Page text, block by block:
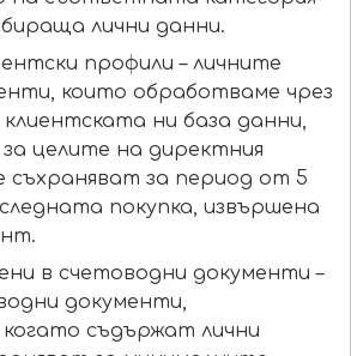
лични данни.
профили – личните
които обработваме чрез
ни база данни,
целите на директния
съхраняват за период от 5
покупка, извършена
в счетоводни документи –
документи,
съдържат лични